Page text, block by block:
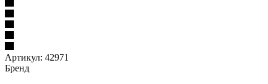
Артикул: 42971
Бренд